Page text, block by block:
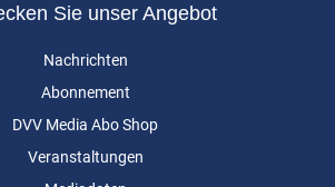
Sie unser Angebot
Nachrichten
Abonnement
DVV Media Abo Shop
Veranstaltungen